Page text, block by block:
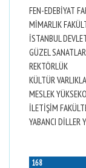
FEN-EDEBİYAT
MİMARLIK
İSTANBUL
GÜZEL
REKTÖRLÜK
KÜLTÜR
MESLEK
İLETİŞİM
YABANCI DİLLER
168